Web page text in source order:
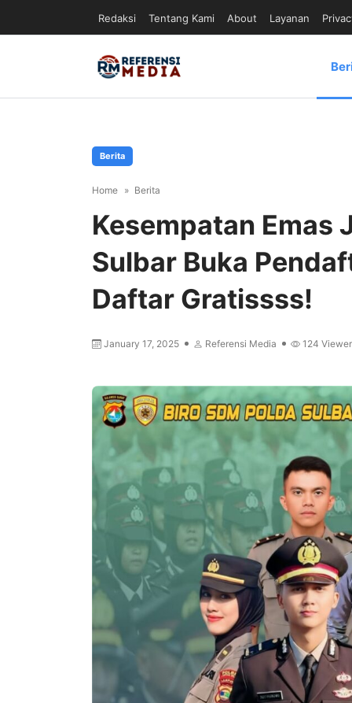
Redaksi Tentang Kami About Layanan
Berita
Home Berita
Kesempatan Emas
Sulbar Buka
Daftar Gratissss!
January 17, 2025 Referensi Media 124 Viewer